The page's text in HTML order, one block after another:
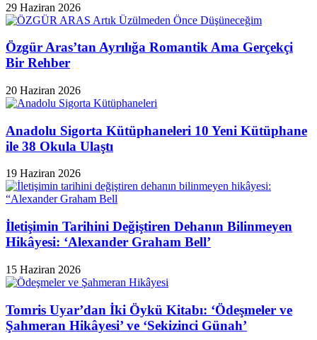
29 Haziran 2026
Özgür Aras’tan Ayrılığa Romantik Ama Gerçekçi
Bir Rehber
20 Haziran 2026
Anadolu Sigorta Kütüphaneleri 10 Yeni Kütüphane
ile 38 Okula Ulaştı
19 Haziran 2026
İletişimin Tarihini Değiştiren Dehanın Bilinmeyen
Hikâyesi: ‘Alexander Graham Bell’
15 Haziran 2026
Tomris Uyar’dan İki Öykü Kitabı: ‘Ödeşmeler ve
Şahmeran Hikâyesi’ ve ‘Sekizinci Günah’